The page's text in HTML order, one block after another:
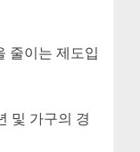
줄이는 제도입
및 가구의 경